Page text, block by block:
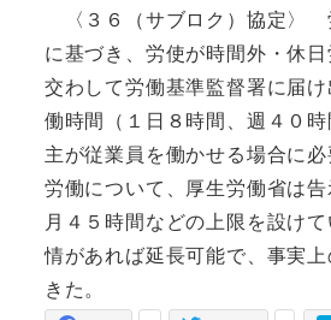
〈３６（サブロク）協定〉
に基づき、労使が時間外・休
交わして労働基準監督署に届
働時間（１日８時間、週４０
主が従業員を働かせる場合に
労働について、厚生労働省は告
月４５時間などの上限を設け
情があれば延長可能で、事実
きた。